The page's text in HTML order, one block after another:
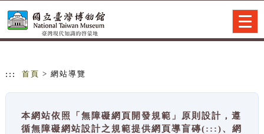
::: 首頁 > 網站導覽
本網站依照「無障礙網頁開發規範」原則設計，遵
循無障礙網站設計之規範提供網頁導盲磚(:::)、網